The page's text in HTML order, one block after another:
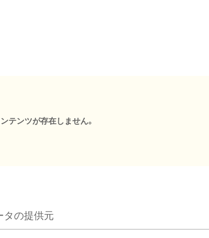
テンツが存在しません。
タの提供元